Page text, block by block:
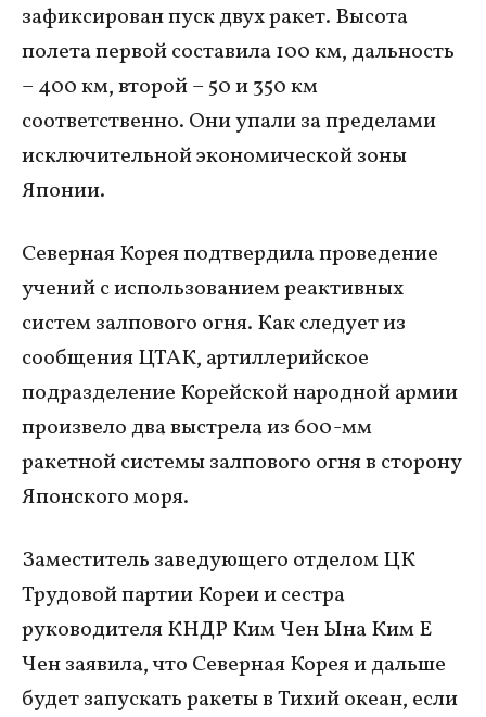
зафиксирован пуск двух ракет. Высота
полета первой составила 100 км, дальность
– 400 км, второй – 50 и 350 км
соответственно. Они упали за пределами
исключительной экономической зоны
Японии.
Северная Корея подтвердила проведение
учений с использованием реактивных
систем залпового огня. Как следует из
сообщения ЦТАК, артиллерийское
подразделение Корейской народной армии
произвело два выстрела из 600-мм
ракетной системы залпового огня в сторону
Японского моря.
Заместитель заведующего отделом ЦК
Трудовой партии Кореи и сестра
руководителя КНДР Ким Чен Ына Ким Е
Чен заявила, что Северная Корея и дальше
будет запускать ракеты в Тихий океан, если